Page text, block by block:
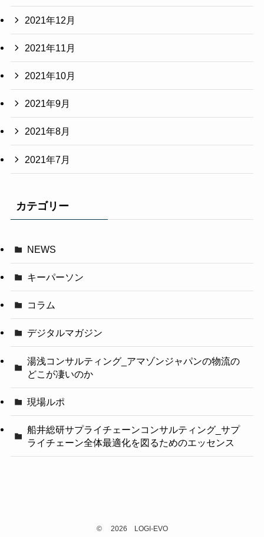
2021年12月
2021年11月
2021年10月
2021年9月
2021年8月
2021年7月
カテゴリー
NEWS
キーパーソン
コラム
デジタルマガジン
湯浅コンサルティング_アマゾンジャパンの物流の
どこが凄いのか
現場ルポ
船井総研サプライチェーンコンサルティング_サプ
ライチェーン全体最適化を図るためのエッセンス
©2026 LOGI-EVO